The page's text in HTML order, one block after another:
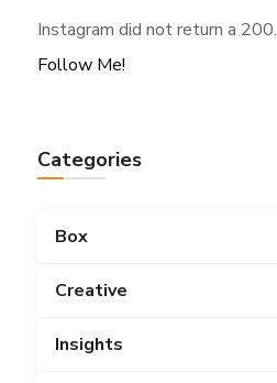
Instagram did not return a 200.
Follow Me!
Categories
Box
Creative
Insights